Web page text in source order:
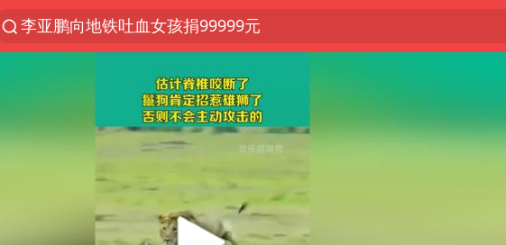
李亚鹏向地铁吐血女孩捐99999元
被泰航拒载中国乘客：免费改签没兑现
台风白海豚或在华东沿海登陆
38岁山东财大教授刘海明逝世
因凡蒂诺首次公开道歉
FIFA官方支持因凡蒂诺